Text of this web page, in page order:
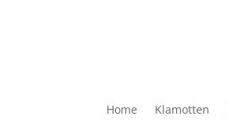
Home Klamotten